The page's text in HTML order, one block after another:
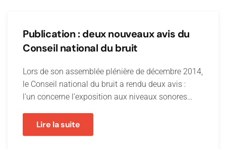
Publication : deux nouveaux avis du
Conseil national du bruit
Lors de son assemblée plénière de décembre 2014,
le Conseil national du bruit a rendu deux avis :
l'un concerne l’exposition aux niveaux sonores…
Lire la suite